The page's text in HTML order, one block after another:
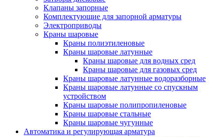
Клапаны запорные
Комплектующие для запорной арматуры
Электроприводы
Краны шаровые
Краны полиэтиленовые
Краны шаровые латунные
Краны шаровые для водных сред
Краны шаровые для газовых сред
Краны шаровые латунные водоразборные
Краны шаровые латунные со спускным
устройством
Краны шаровые полипропиленовые
Краны шаровые стальные
Краны шаровые чугунные
Автоматика и регулирующая арматура